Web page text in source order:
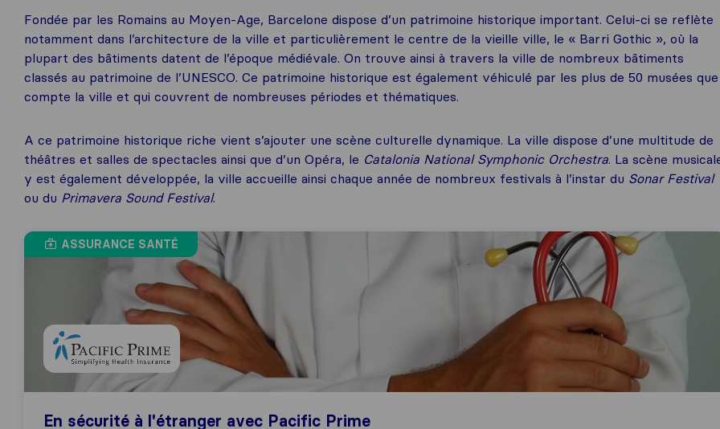
Fondée par les Romains au Moyen-Age, Barcelone dispose d’un patrimoine historique important. Celui-ci se reflète
notamment dans l’architecture de la ville et particulièrement le centre de la vieille ville, le « Barri Gothic », où la
plupart des bâtiments datent de l’époque médiévale. On trouve ainsi à travers la ville de nombreux bâtiments
classés au patrimoine de l’UNESCO. Ce patrimoine historique est également véhiculé par les plus de 50 musées que
compte la ville et qui couvrent de nombreuses périodes et thématiques.
A ce patrimoine historique riche vient s’ajouter une scène culturelle dynamique. La ville dispose d’une multitude de
théâtres et salles de spectacles ainsi que d’un Opéra, le Catalonia National Symphonic Orchestra. La scène
y est également développée, la ville accueille ainsi chaque année de nombreux festivals à l’instar du Sonar Festival
ou du Primavera Sound Festival.
ASSURANCE SANTÉ
En sécurité à l'étranger avec Pacific Prime